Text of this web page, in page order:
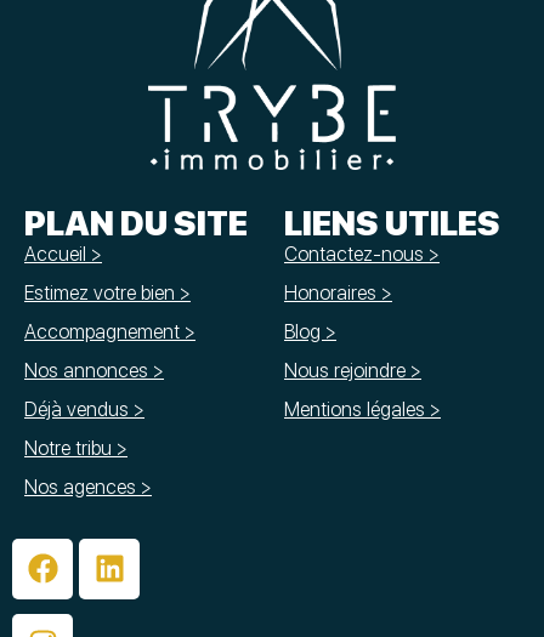
PLAN DU SITE
Accueil >
Estimez votre bien >
Accompagnement >
Nos annonces >
Déjà vendus >
Notre tribu >
Nos agences >
LIENS UTILES
Contactez-nous >
Honoraires >
Blog >
Nous rejoindre >
Mentions légales >